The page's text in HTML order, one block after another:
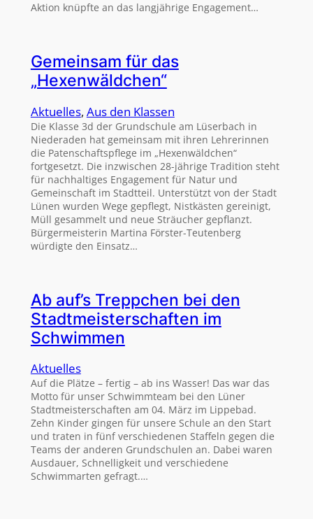
Aktion knüpfte an das langjährige Engagement…
Gemeinsam für das
„Hexenwäldchen“
Aktuelles, Aus den Klassen
Die Klasse 3d der Grundschule am Lüserbach in
Niederaden hat gemeinsam mit ihren Lehrerinnen
die Patenschaftspflege im „Hexenwäldchen“
fortgesetzt. Die inzwischen 28-jährige Tradition steht
für nachhaltiges Engagement für Natur und
Gemeinschaft im Stadtteil. Unterstützt von der Stadt
Lünen wurden Wege gepflegt, Nistkästen gereinigt,
Müll gesammelt und neue Sträucher gepflanzt.
Bürgermeisterin Martina Förster-Teutenberg
würdigte den Einsatz…
Ab auf’s Treppchen bei den
Stadtmeisterschaften im
Schwimmen
Aktuelles
Auf die Plätze – fertig – ab ins Wasser! Das war das
Motto für unser Schwimmteam bei den Lüner
Stadtmeisterschaften am 04. März im Lippebad.
Zehn Kinder gingen für unsere Schule an den Start
und traten in fünf verschiedenen Staffeln gegen die
Teams der anderen Grundschulen an. Dabei waren
Ausdauer, Schnelligkeit und verschiedene
Schwimmarten gefragt.…